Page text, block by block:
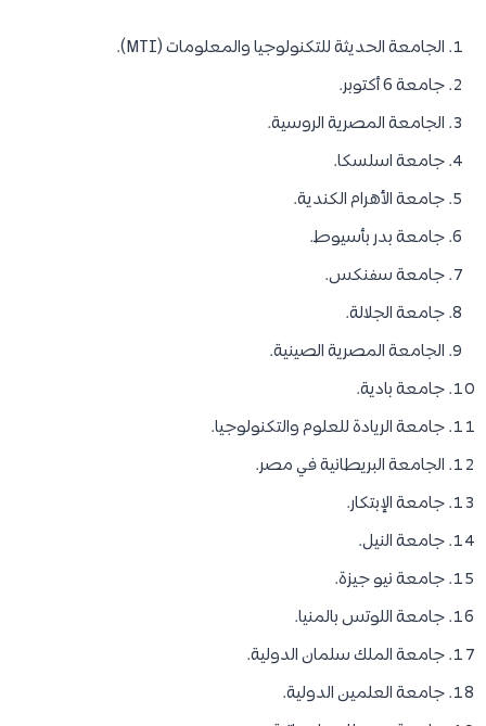
الجامعة الحديثة للتكنولوجيا والمعلومات (MTI).
جامعة 6 أكتوبر.
الجامعة المصرية الروسية.
جامعة اسلسكا.
جامعة الأهرام الكندية.
جامعة بدر بأسيوط.
جامعة سفنكس.
جامعة الجلالة.
الجامعة المصرية الصينية.
جامعة بادية.
جامعة الريادة للعلوم والتكنولوجيا.
الجامعة البريطانية في مصر.
جامعة الإبتكار.
جامعة النيل.
جامعة نيو جيزة.
جامعة اللوتس بالمنيا.
جامعة الملك سلمان الدولية.
جامعة العلمين الدولية.